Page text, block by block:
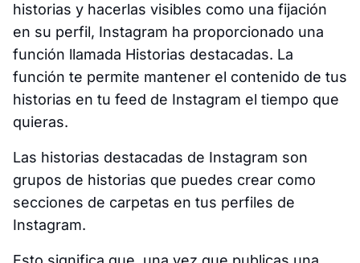
historias y hacerlas visibles como una fijación
en su perfil, Instagram ha proporcionado una
función llamada Historias destacadas. La
función te permite mantener el contenido de tus
historias en tu feed de Instagram el tiempo que
quieras.
Las historias destacadas de Instagram son
grupos de historias que puedes crear como
secciones de carpetas en tus perfiles de
Instagram.